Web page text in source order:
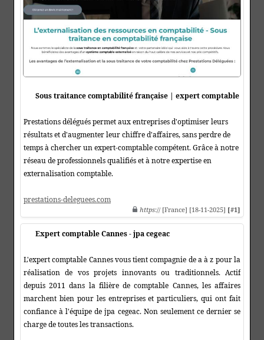
Sous traitance comptabilité française | expert comptable
Prestations délégués permet aux entreprises d'optimiser leurs
résultats et d'augmenter leur chiffre d'affaires, sans perdre de
temps à chercher un expert-comptable compétent. Grâce à notre
réseau de professionnels qualifiés et à notre expertise en
externalisation comptable.
prestations-deleguees.com
https:// [France] [18-11-2025] [#1]
Expert comptable Cannes - jpa cegeac
L'expert comptable Cannes vous tient compagnie de a à z pour la
réalisation de vos projets innovants ou traditionnels. Actif
depuis 2011 dans la filière de comptable Cannes, les affaires
marchent bien pour les entreprises et particuliers, qui ont fait
confiance à l'équipe de jpa cegeac. Non seulement ce dernier se
charge de toutes les transactions.